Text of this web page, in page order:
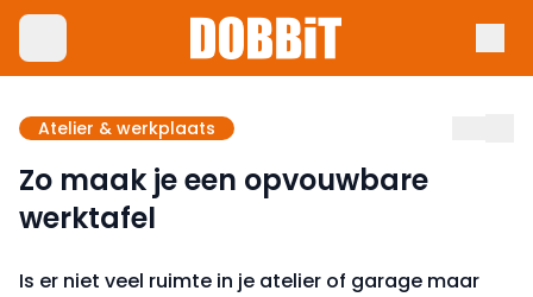
Atelier & werkplaats
Zo maak je een opvouwbare
werktafel
Is er niet veel ruimte in je atelier of garage maar